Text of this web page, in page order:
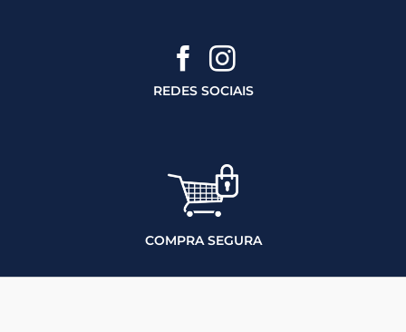
REDES SOCIAIS
COMPRA SEGURA